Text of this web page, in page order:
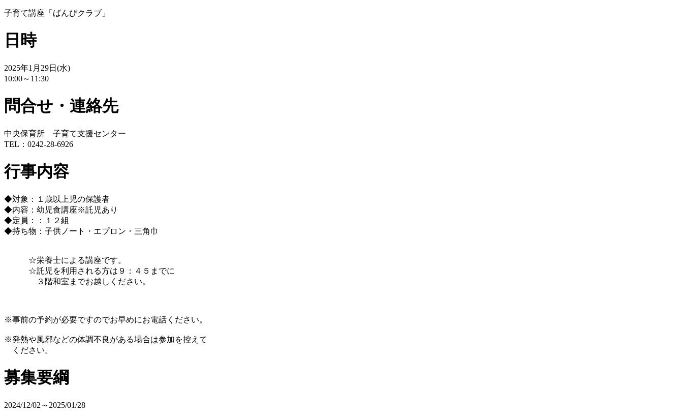
子育て講座「ばんびクラブ」
日時
2025年1月29日(水)
10:00～11:30
問合せ・連絡先
中央保育所 子育て支援センター
TEL：0242-28-6926
行事内容
◆対象：１歳以上児の保護者
◆内容：幼児食講座※託児あり
◆定員：：１２組
◆持ち物：子供ノート・エプロン・三角巾
☆栄養士による講座です。
☆託児を利用される方は９：４５までに
３階和室までお越しください。
※事前の予約が必要ですのでお早めにお電話ください。
※発熱や風邪などの体調不良がある場合は参加を控えて
ください。
募集要綱
2024/12/02～2025/01/28